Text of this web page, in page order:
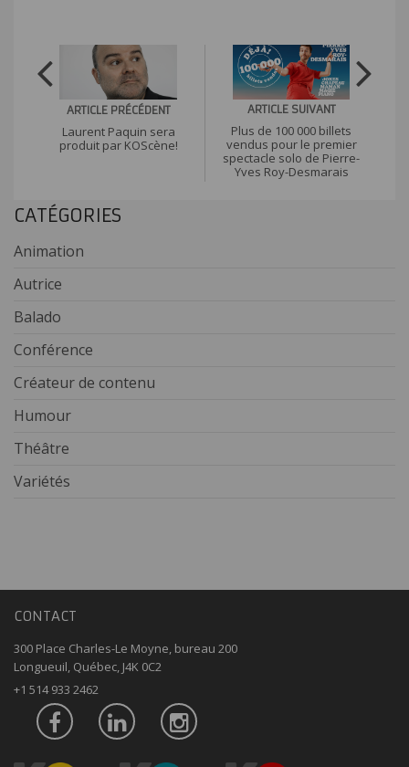
ARTICLE PRÉCÉDENT
Laurent Paquin sera
produit par KOScène!
ARTICLE SUIVANT
Plus de 100 000 billets
vendus pour le premier
spectacle solo de Pierre-
Yves Roy-Desmarais
CATÉGORIES
Animation
Autrice
Balado
Conférence
Créateur de contenu
Humour
Théâtre
Variétés
CONTACT
300 Place Charles-Le Moyne, bureau 200
Longueuil, Québec, J4K 0C2
+1 514 933 2462